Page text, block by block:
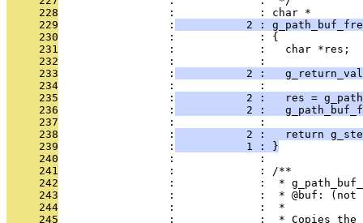
     228
                 :             : char *
     229
                 :
2 :
     230
                 :             : {
     231
                 :             :   char *res;
     232
                 :             :
     233
                 :
2 :
     234
                 :             :
     235
                 :
2 :   res =
     236
                 :
2 :
     237
                 :             :
     238
                 :
2 :   return
     239
                 :
           1 : }
     240
                 :             :
     241
                 :             : /**
     242
:             :  *
     243
:             :  * @buf: (not
     244
                 :             :  *
     245
:             :  * Copies